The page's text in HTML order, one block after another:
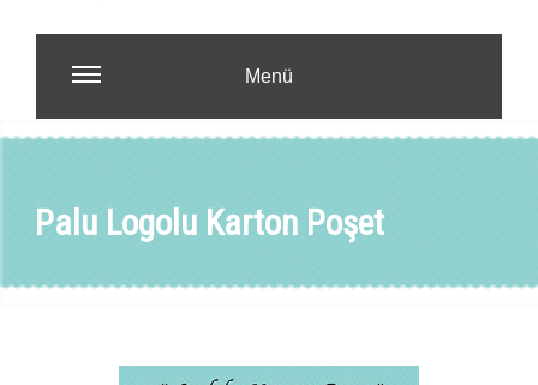
Menü
Palu Logolu Karton Poşet